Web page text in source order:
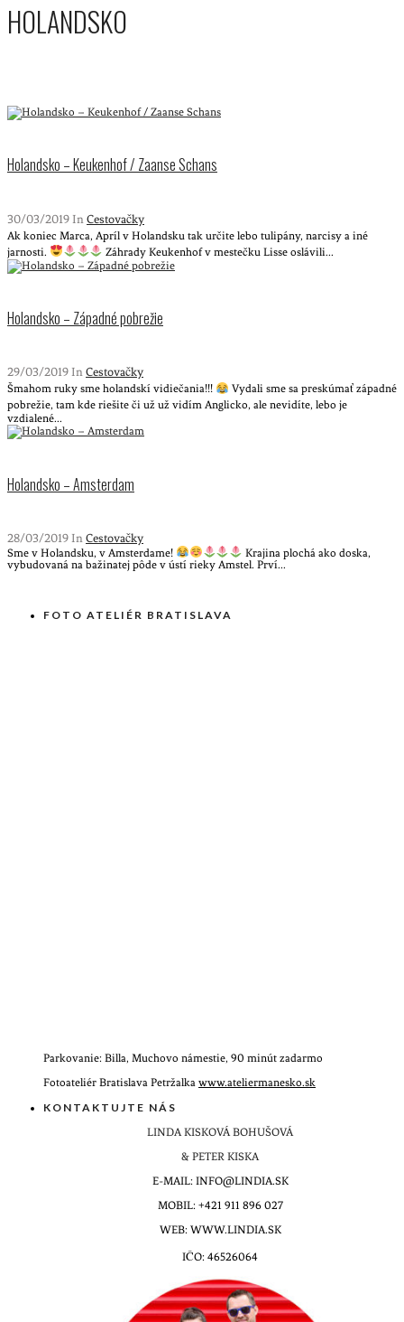
HOLANDSKO
Holandsko – Keukenhof / Zaanse Schans
30/03/2019 In Cestovačky
Ak koniec Marca, Apríl v Holandsku tak určite lebo tulipány, narcisy a iné
jarnosti.
Záhrady Keukenhof v mestečku Lisse oslávili...
Holandsko – Západné pobrežie
29/03/2019 In Cestovačky
Šmahom ruky sme holandskí vidiečania!!!
Vydali sme sa preskúmať západné
pobrežie, tam kde riešite či už už vidím Anglicko, ale nevidíte, lebo je
vzdialené...
Holandsko – Amsterdam
28/03/2019 In Cestovačky
Sme v Holandsku, v Amsterdame!
Krajina plochá ako doska,
vybudovaná na bažinatej pôde v ústí rieky Amstel. Prví...
FOTO ATELIÉR BRATISLAVA
Parkovanie: Billa, Muchovo námestie, 90 minút zadarmo
Fotoateliér Bratislava Petržalka www.ateliermanesko.sk
KONTAKTUJTE NÁS
LINDA KISKOVÁ BOHUŠOVÁ
& PETER KISKA
E-MAIL: INFO@LINDIA.SK
MOBIL: +421 911 896 027
WEB: WWW.LINDIA.SK
IČO: 46526064